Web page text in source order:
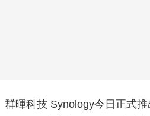
群暉科技 Synology今日正式